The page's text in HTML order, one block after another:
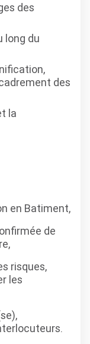
des
long du
des
la
en Batiment,
de
risques,
les